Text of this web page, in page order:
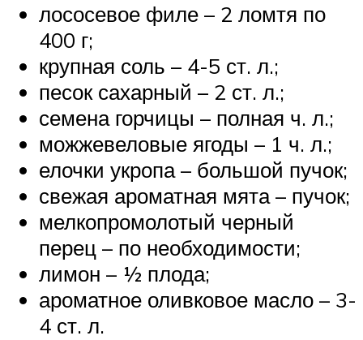
лососевое филе – 2 ломтя по
400 г;
крупная соль – 4-5 ст. л.;
песок сахарный – 2 ст. л.;
семена горчицы – полная ч. л.;
можжевеловые ягоды – 1 ч. л.;
елочки укропа – большой пучок;
свежая ароматная мята – пучок;
мелкопромолотый черный
перец – по необходимости;
лимон – ½ плода;
ароматное оливковое масло – 3-
4 ст. л.